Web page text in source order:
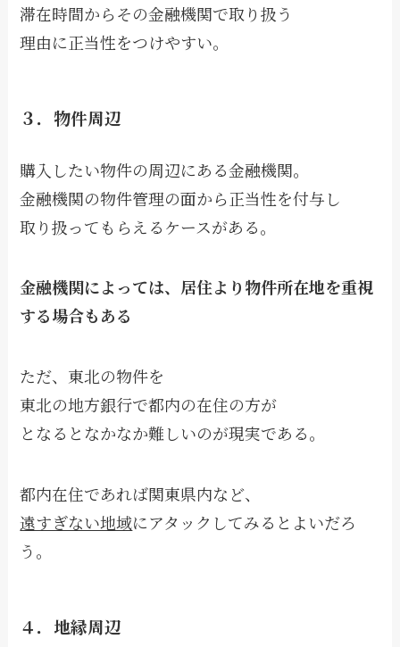
滞在時間からその金融機関で取り扱う
理由に正当性をつけやすい。
３．物件周辺
購入したい物件の周辺にある金融機関。
金融機関の物件管理の面から正当性を付与し
取り扱ってもらえるケースがある。
金融機関によっては、居住より物件所在地を重視
する場合もある
ただ、東北の物件を
東北の地方銀行で都内の在住の方が
となるとなかなか難しいのが現実である。
都内在住であれば関東県内など、
遠すぎない地域にアタックしてみるとよいだろ
う。
４．地縁周辺